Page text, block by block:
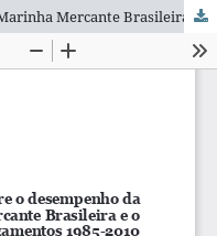
A relação entre o desempenho da Marinha Mercante Brasileira e o Balanço de Pagamentos 1985-2010